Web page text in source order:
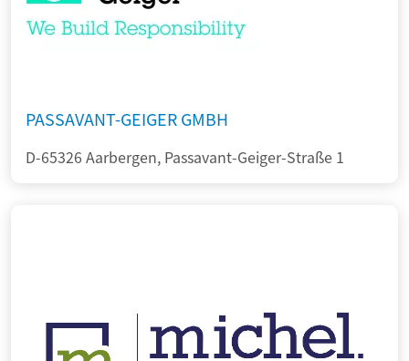
PASSAVANT-GEIGER GMBH
D-65326 Aarbergen, Passavant-Geiger-Straße 1